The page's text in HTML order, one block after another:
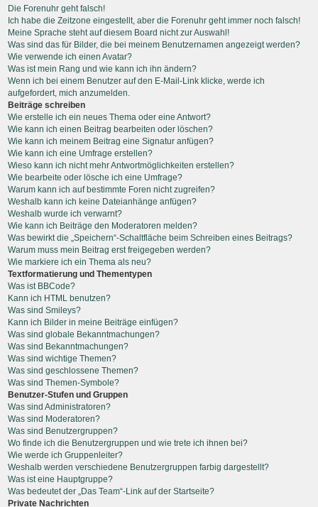
Die Forenuhr geht falsch!
Ich habe die Zeitzone eingestellt, aber die Forenuhr geht immer noch falsch!
Meine Sprache steht auf diesem Board nicht zur Auswahl!
Was sind das für Bilder, die bei meinem Benutzernamen angezeigt werden?
Wie verwende ich einen Avatar?
Was ist mein Rang und wie kann ich ihn ändern?
Wenn ich bei einem Benutzer auf den E-Mail-Link klicke, werde ich
aufgefordert, mich anzumelden.
Beiträge schreiben
Wie erstelle ich ein neues Thema oder eine Antwort?
Wie kann ich einen Beitrag bearbeiten oder löschen?
Wie kann ich meinem Beitrag eine Signatur anfügen?
Wie kann ich eine Umfrage erstellen?
Wieso kann ich nicht mehr Antwortmöglichkeiten erstellen?
Wie bearbeite oder lösche ich eine Umfrage?
Warum kann ich auf bestimmte Foren nicht zugreifen?
Weshalb kann ich keine Dateianhänge anfügen?
Weshalb wurde ich verwarnt?
Wie kann ich Beiträge den Moderatoren melden?
Was bewirkt die „Speichern“-Schaltfläche beim Schreiben eines Beitrags?
Warum muss mein Beitrag erst freigegeben werden?
Wie markiere ich ein Thema als neu?
Textformatierung und Thementypen
Was ist BBCode?
Kann ich HTML benutzen?
Was sind Smileys?
Kann ich Bilder in meine Beiträge einfügen?
Was sind globale Bekanntmachungen?
Was sind Bekanntmachungen?
Was sind wichtige Themen?
Was sind geschlossene Themen?
Was sind Themen-Symbole?
Benutzer-Stufen und Gruppen
Was sind Administratoren?
Was sind Moderatoren?
Was sind Benutzergruppen?
Wo finde ich die Benutzergruppen und wie trete ich ihnen bei?
Wie werde ich Gruppenleiter?
Weshalb werden verschiedene Benutzergruppen farbig dargestellt?
Was ist eine Hauptgruppe?
Was bedeutet der „Das Team“-Link auf der Startseite?
Private Nachrichten